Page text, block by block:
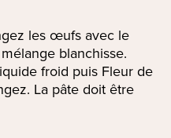
les œufs avec le
blanchisse.
froid puis Fleur de
La pâte doit être